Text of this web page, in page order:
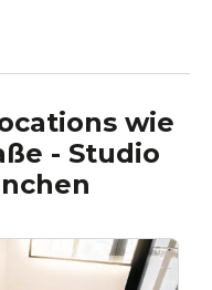
wie
- Studio